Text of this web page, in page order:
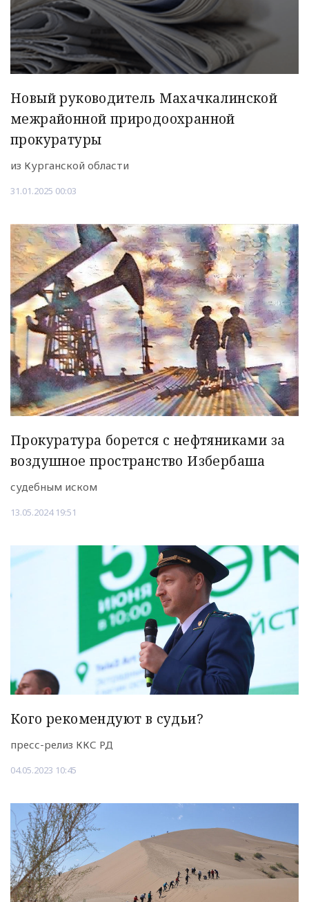
Новый руководитель Махачкалинской
межрайонной природоохранной
прокуратуры
из Курганской области
31.01.2025 00:03
Прокуратура борется с нефтяниками за
воздушное пространство Избербаша
судебным иском
13.05.2024 19:51
Кого рекомендуют в судьи?
пресс-релиз ККС РД
04.05.2023 10:45